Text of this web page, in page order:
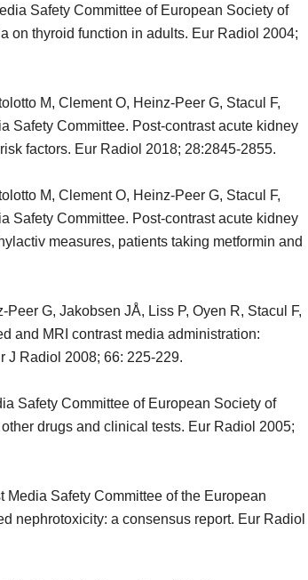
Safety Committee of European Society of
on thyroid function in adults. Eur Radiol 2004;
M, Clement O, Heinz-Peer G, Stacul F,
Safety Committee. Post-contrast acute kidney
factors. Eur Radiol 2018; 28:2845-2855.
M, Clement O, Heinz-Peer G, Stacul F,
Safety Committee. Post-contrast acute kidney
measures, patients taking metformin and
G, Jakobsen JÅ, Liss P, Oyen R, Stacul F,
and MRI contrast media administration:
J Radiol 2008; 66: 225-229.
Safety Committee of European Society of
drugs and clinical tests. Eur Radiol 2005;
Media Safety Committee of the European
nephrotoxicity: a consensus report. Eur Radiol